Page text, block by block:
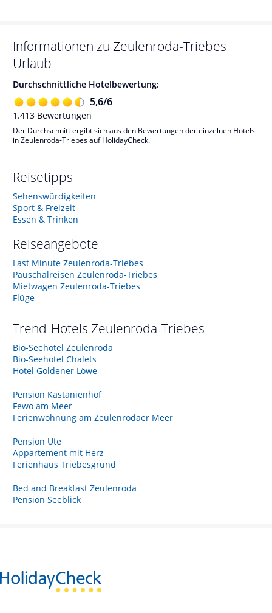
Informationen zu Zeulenroda-Triebes
Urlaub
Durchschnittliche Hotelbewertung:
5,6/6
1.413 Bewertungen
Der Durchschnitt ergibt sich aus den Bewertungen der einzelnen Hotels
in Zeulenroda-Triebes auf HolidayCheck.
Reisetipps
Sehenswürdigkeiten
Sport & Freizeit
Essen & Trinken
Reiseangebote
Last Minute Zeulenroda-Triebes
Pauschalreisen Zeulenroda-Triebes
Mietwagen Zeulenroda-Triebes
Flüge
Trend-Hotels Zeulenroda-Triebes
Bio-Seehotel Zeulenroda
Bio-Seehotel Chalets
Hotel Goldener Löwe
Pension Kastanienhof
Fewo am Meer
Ferienwohnung am Zeulenrodaer Meer
Pension Ute
Appartement mit Herz
Ferienhaus Triebesgrund
Bed and Breakfast Zeulenroda
Pension Seeblick